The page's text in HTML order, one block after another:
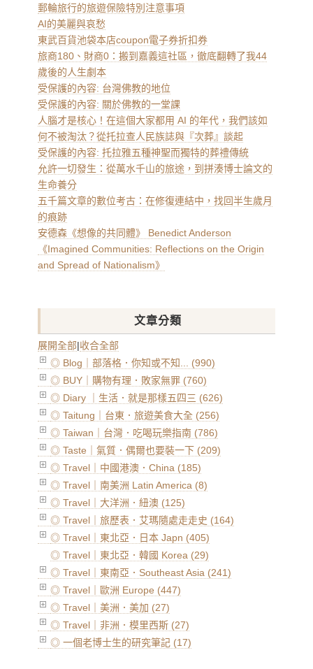
郵輪旅行的旅遊保險特別注意事項
AI的美麗與哀愁
東武百貨池袋本店coupon電子券折扣券
旅商180、財商0：搬到嘉義這社區，徹底翻轉了我44
歲後的人生劇本
受保護的內容: 台灣佛教的地位
受保護的內容: 關於佛教的一堂課
人腦才是核心！在這個大家都用 AI 的年代，我們該如
何不被淘汰？從托拉查人民族誌與『次葬』談起
受保護的內容: 托拉雅五種神聖而獨特的葬禮傳統
允許一切發生：從萬水千山的旅途，到拼湊博士論文的
生命養分
五千篇文章的數位考古：在修復連結中，找回半生歲月
的痕跡
安德森《想像的共同體》 Benedict Anderson
《Imagined Communities: Reflections on the Origin
and Spread of Nationalism》
文章分類
展開全部|收合全部
◎ Blog｜部落格．你知或不知... (990)
◎ BUY｜購物有理．敗家無罪 (760)
◎ Diary ｜生活．就是那樣五四三 (626)
◎ Taitung｜台東．旅遊美食大全 (256)
◎ Taiwan｜台灣．吃喝玩樂指南 (786)
◎ Taste｜氣質．偶爾也要裝一下 (209)
◎ Travel｜中國港澳．China (185)
◎ Travel｜南美洲 Latin America (8)
◎ Travel｜大洋洲．紐澳 (125)
◎ Travel｜旅歷表．艾瑪隨處走走史 (164)
◎ Travel｜東北亞．日本 Japn (405)
◎ Travel｜東北亞．韓國 Korea (29)
◎ Travel｜東南亞．Southeast Asia (241)
◎ Travel｜歐洲 Europe (447)
◎ Travel｜美洲．美加 (27)
◎ Travel｜非洲．模里西斯 (27)
◎ 一個老博士生的研究筆記 (17)